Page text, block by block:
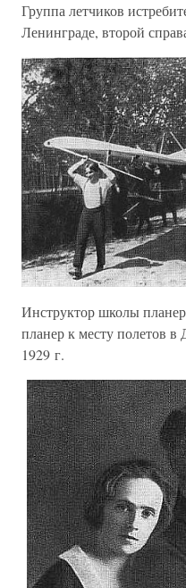
Группа летчиков
Ленинграде, второй
Инструктор школы
планер к месту полетов
1929 г.